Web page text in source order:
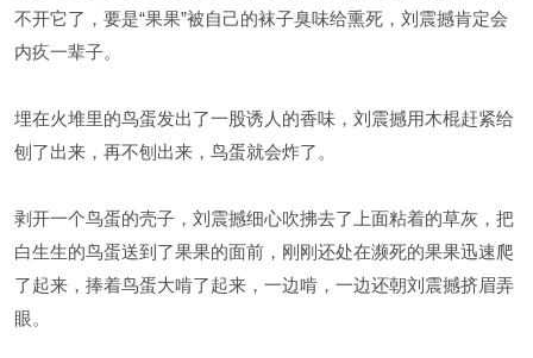
不开它了，要是“果果”被自己的袜子臭味给熏死，刘震撼肯定会
内疚一辈子。
埋在火堆里的鸟蛋发出了一股诱人的香味，刘震撼用木棍赶紧给
刨了出来，再不刨出来，鸟蛋就会炸了。
剥开一个鸟蛋的壳子，刘震撼细心吹拂去了上面粘着的草灰，把
白生生的鸟蛋送到了果果的面前，刚刚还处在濒死的果果迅速爬
了起来，捧着鸟蛋大啃了起来，一边啃，一边还朝刘震撼挤眉弄
眼。